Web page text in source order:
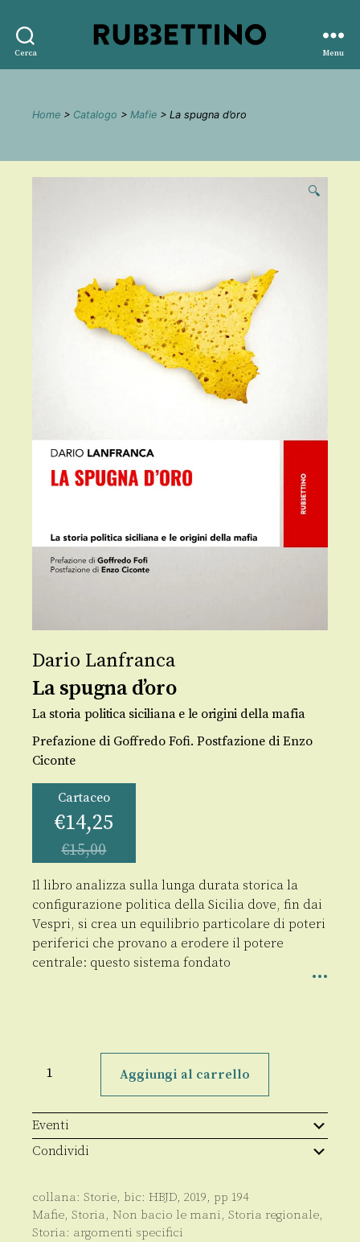
Cerca
editore
Menu
Home > Catalogo > Mafie > La spugna d’oro
🔍
Dario Lanfranca
La spugna d’oro
La storia politica siciliana e le origini della mafia
Prefazione di Goffredo Fofi. Postfazione di Enzo
Ciconte
Cartaceo
€14,25
€15,00
Il libro analizza sulla lunga durata storica la
configurazione politica della Sicilia dove, fin dai
Vespri, si crea un equilibrio particolare di poteri
periferici che provano a erodere il potere
centrale: questo sistema fondato
spugna
Aggiungi al carrello
Eventi
Condividi
collana: Storie, bic: HBJD, 2019, pp 194
Mafie, Storia, Non bacio le mani, Storia regionale,
Storia: argomenti specifici